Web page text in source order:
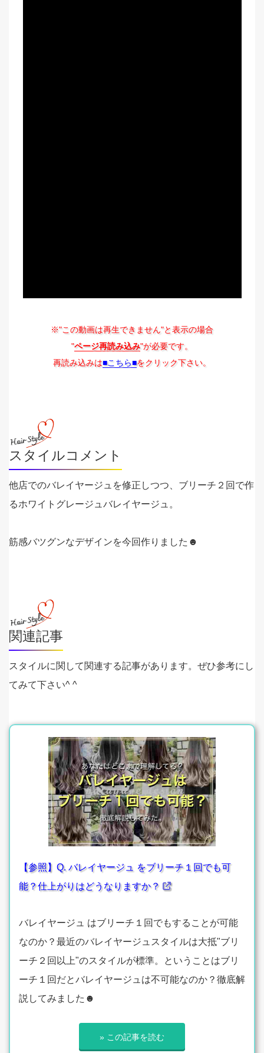
※"この動画は再生できません"と表示の場合
"ページ再読み込み"が必要です。
再読み込みは■こちら■をクリック下さい。
スタイルコメント
他店でのバレイヤージュを修正しつつ、ブリーチ２回で作
るホワイトグレージュバレイヤージュ。
筋感バツグンなデザインを今回作りました☻
関連記事
スタイルに関して関連する記事があります。ぜひ参考にし
てみて下さい^ ^
【参照】Q. バレイヤージュ をブリーチ１回でも可
能？仕上がりはどうなりますか？
バレイヤージュ はブリーチ１回でもすることが可能
なのか？最近のバレイヤージュスタイルは大抵"ブリ
ーチ２回以上"のスタイルが標準。ということはブリ
ーチ１回だとバレイヤージュは不可能なのか？徹底解
説してみました☻
» この記事を読む